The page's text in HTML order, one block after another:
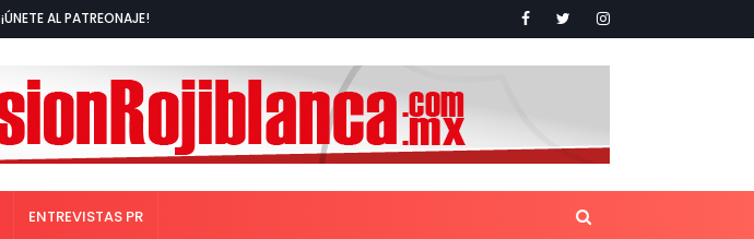
¡ÚNETE AL PATREONAJE!
ENTREVISTAS PR